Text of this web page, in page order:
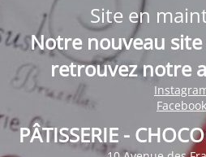
Site en
Notre nouveau
retrouvez notre
Facebook
PÂTISSERIE -